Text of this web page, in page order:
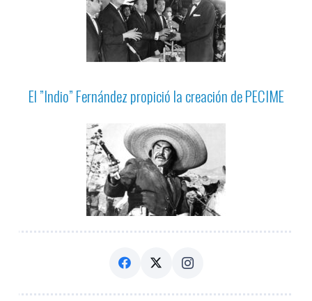
El ”Indio” Fernández propició la creación de PECIME